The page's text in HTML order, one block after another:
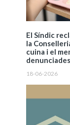
El Síndic
la
cuina i el
18-06-2026